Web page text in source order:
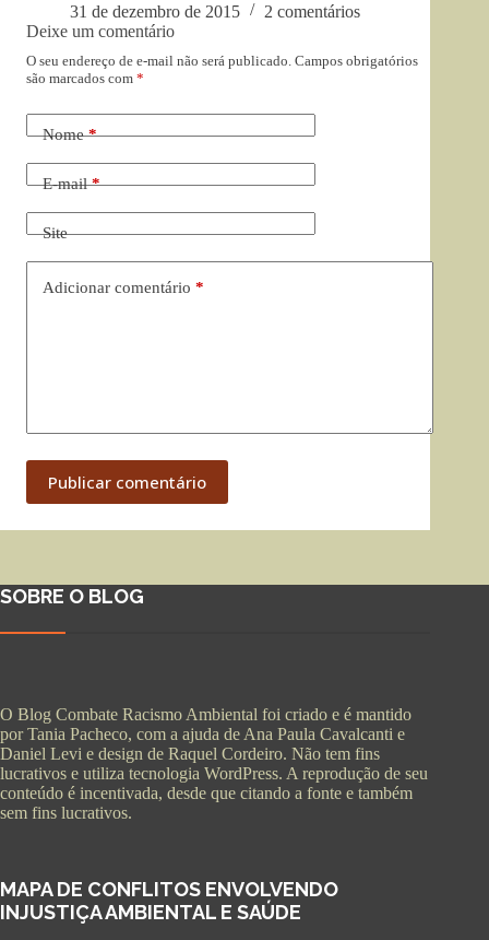
31 de dezembro de 2015
2 comentários
Deixe um comentário
O seu endereço de e-mail não será publicado. Campos obrigatórios
são marcados com *
Nome*
E-mail*
Site
Adicionar comentário *
Publicar comentário
SOBRE O BLOG
O Blog Combate Racismo Ambiental foi criado e é mantido
por Tania Pacheco, com a ajuda de Ana Paula Cavalcanti e
Daniel Levi e design de Raquel Cordeiro. Não tem fins
lucrativos e utiliza tecnologia WordPress. A reprodução de seu
conteúdo é incentivada, desde que citando a fonte e também
sem fins lucrativos.
MAPA DE CONFLITOS ENVOLVENDO
INJUSTIÇA AMBIENTAL E SAÚDE